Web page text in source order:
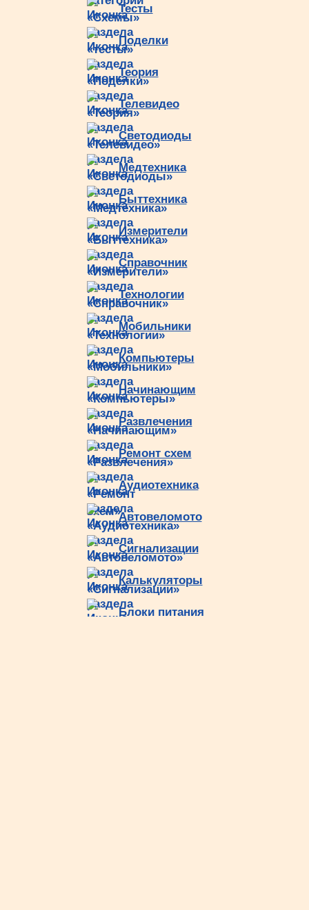
Тесты
Поделки
Теория
Телевидео
Светодиоды
Медтехника
Быттехника
Измерители
Справочник
Технологии
Мобильники
Компьютеры
Начинающим
Развлечения
Ремонт схем
Аудиотехника
Автовеломото
Сигнализации
Калькуляторы
Блоки питания